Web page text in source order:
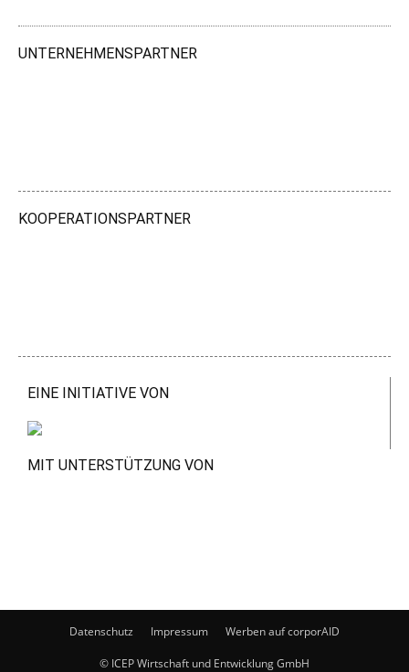
UNTERNEHMENSPARTNER
KOOPERATIONSPARTNER
EINE INITIATIVE VON
MIT UNTERSTÜTZUNG VON
Datenschutz Impressum Werben auf corporAID
© ICEP Wirtschaft und Entwicklung GmbH